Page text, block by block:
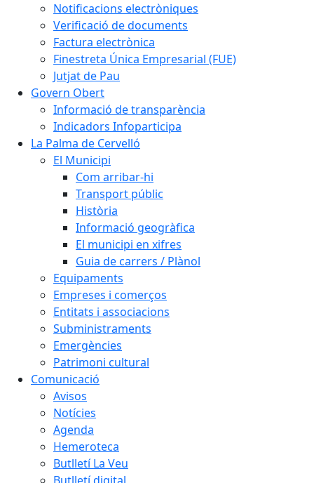
Notificacions electròniques
Verificació de documents
Factura electrònica
Finestreta Única Empresarial (FUE)
Jutjat de Pau
Govern Obert
Informació de transparència
Indicadors Infoparticipa
La Palma de Cervelló
El Municipi
Com arribar-hi
Transport públic
Història
Informació geogràfica
El municipi en xifres
Guia de carrers / Plànol
Equipaments
Empreses i comerços
Entitats i associacions
Subministraments
Emergències
Patrimoni cultural
Comunicació
Avisos
Notícies
Agenda
Hemeroteca
Butlletí La Veu